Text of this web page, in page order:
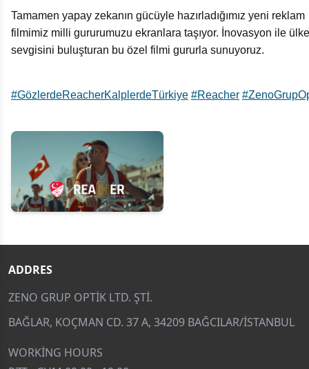
Tamamen yapay zekanın gücüyle hazırladığımız yeni reklam
filmimiz milli gururumuzu ekranlara taşıyor. İnovasyon ile ülke
sevgisini buluşturan bu özel filmi gururla sunuyoruz.
#GözlerdeReacherKalplerdeTürkiye #Reacher
ADDRES
ZENO GRUP OPTIK LTD. ŞTI.
BAĞLAR, KOÇMAN CD. 37 A, 34209 BAĞCILAR/İSTANBUL
WORKING HOURS